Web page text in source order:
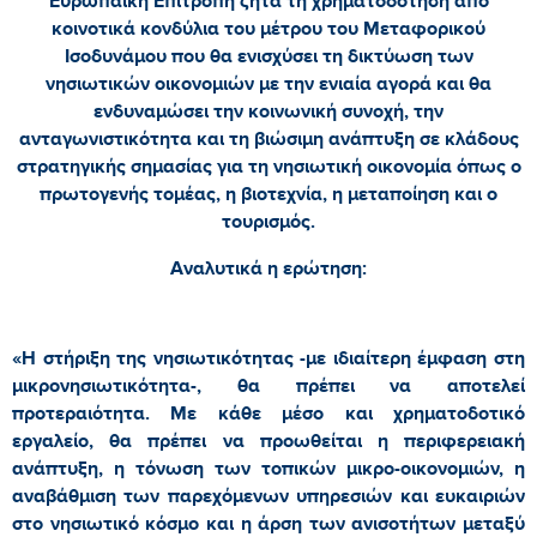
κοινοτικά κονδύλια του μέτρου του Μεταφορικού
Ισοδυνάμου που θα ενισχύσει τη δικτύωση των
νησιωτικών οικονομιών με την ενιαία αγορά και θα
ενδυναμώσει την κοινωνική συνοχή, την
ανταγωνιστικότητα και τη βιώσιμη ανάπτυξη σε κλάδους
στρατηγικής σημασίας για τη νησιωτική οικονομία όπως ο
πρωτογενής τομέας, η βιοτεχνία, η μεταποίηση και ο
τουρισμός.
Αναλυτικά η ερώτηση:
«Η στήριξη της νησιωτικότητας -με ιδιαίτερη έμφαση στη
μικρονησιωτικότητα-, θα πρέπει να αποτελεί
προτεραιότητα. Με κάθε μέσο και χρηματοδοτικό
εργαλείο, θα πρέπει να προωθείται η περιφερειακή
ανάπτυξη, η τόνωση των τοπικών μικρο-οικονομιών, η
αναβάθμιση των παρεχόμενων υπηρεσιών και ευκαιριών
στο νησιωτικό κόσμο και η άρση των ανισοτήτων μεταξύ